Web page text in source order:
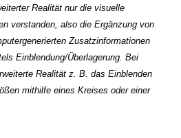
Realität nur die visuelle
verstanden, also die Ergänzung von
Zusatzinformationen
Einblendung/Überlagerung. Bei
Realität z. B. das Einblenden
mithilfe eines Kreises oder einer